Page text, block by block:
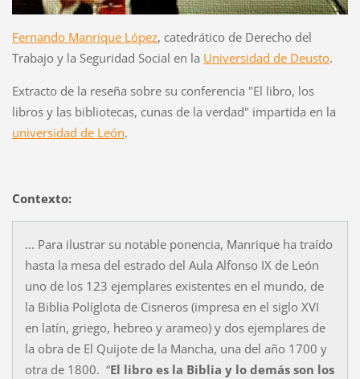
Fernando Manrique López, catedrático de Derecho del
Trabajo y la Seguridad Social en la Universidad de Deusto.
Extracto de la reseña sobre su conferencia "El libro, los
libros y las bibliotecas, cunas de la verdad" impartida en la
universidad de León.
Contexto:
... Para ilustrar su notable ponencia, Manrique ha traído
hasta la mesa del estrado del Aula Alfonso IX de León
uno de los 123 ejemplares existentes en el mundo, de
la Biblia Políglota de Cisneros (impresa en el siglo XVI
en latín, griego, hebreo y arameo) y dos ejemplares de
la obra de El Quijote de la Mancha, una del año 1700 y
otra de 1800. “El libro es la Biblia y lo demás son los